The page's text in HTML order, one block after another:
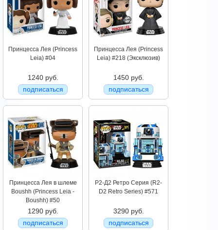
Принцесса Лея (Princess
Leia) #04
1240 руб.
подписаться
Принцесса Лея (Princess
Leia) #218 (Эксклюзив)
1450 руб.
подписаться
Принцесса Лея в шлеме
Boushh (Princess Leia -
Boushh) #50
1290 руб.
подписаться
Р2-Д2 Ретро Серия (R2-
D2 Retro Series) #571
3290 руб.
подписаться